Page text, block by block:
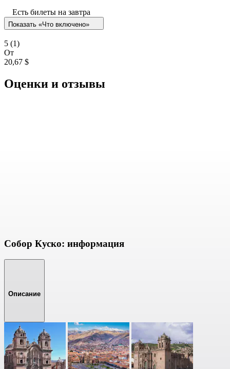
Есть билеты на завтра
Показать «Что включено»
5 (1)
От
20,67 $
Оценки и отзывы
Собор Куско: информация
Описание